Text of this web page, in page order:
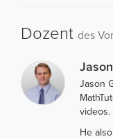
Dozent des
Jason
videos.
He